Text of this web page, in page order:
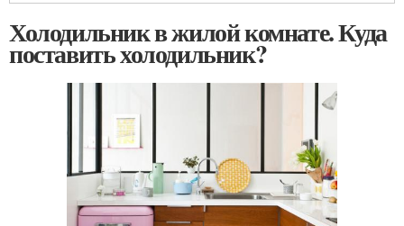
Холодильник в жилой комнате. Куда
поставить холодильник?